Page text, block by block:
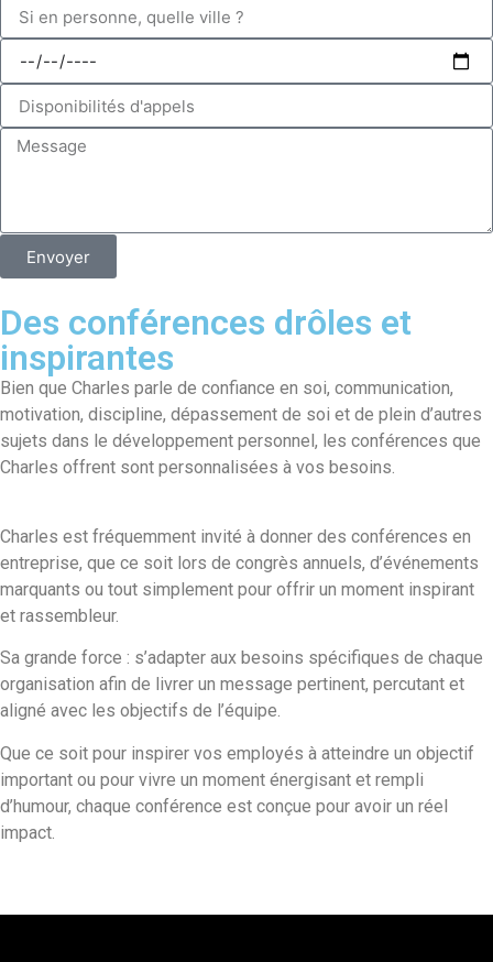
Envoyer
Des conférences drôles et
inspirantes
Bien que Charles parle de confiance en soi, communication,
motivation, discipline, dépassement de soi et de plein d’autres
sujets dans le développement personnel, les conférences que
Charles offrent sont personnalisées à vos besoins.
Charles est fréquemment invité à donner des conférences en
entreprise, que ce soit lors de congrès annuels, d’événements
marquants ou tout simplement pour offrir un moment inspirant
et rassembleur.
Sa grande force : s’adapter aux besoins spécifiques de chaque
organisation afin de livrer un message pertinent, percutant et
aligné avec les objectifs de l’équipe.
Que ce soit pour inspirer vos employés à atteindre un objectif
important ou pour vivre un moment énergisant et rempli
d’humour, chaque conférence est conçue pour avoir un réel
impact.